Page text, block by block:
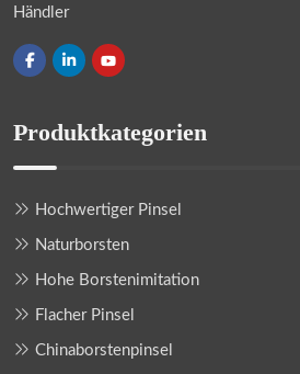
Händler
Produktkategorien
Hochwertiger Pinsel
Naturborsten
Hohe Borstenimitation
Flacher Pinsel
Chinaborstenpinsel